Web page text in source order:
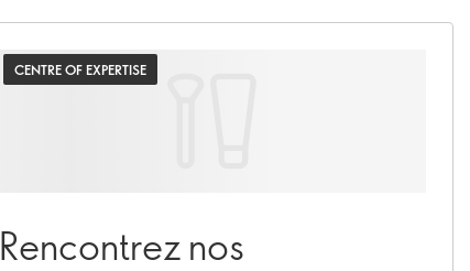
CENTRE OF EXPERTISE
Rencontrez nos